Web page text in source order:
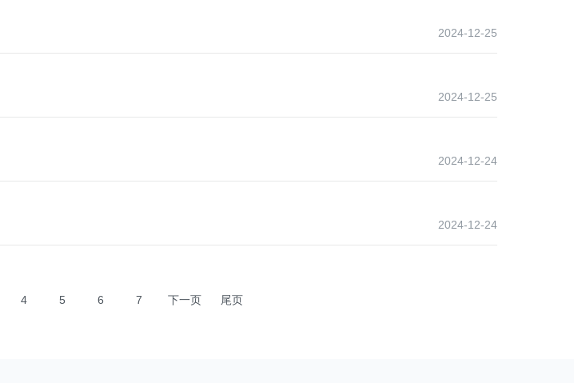
2024-12-25
2024-12-25
2024-12-24
2024-12-24
4 5 6 7 下一页 尾页